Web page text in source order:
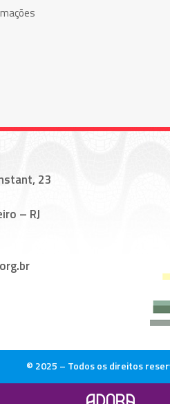
23
– RJ
© 2025 – Todos os direitos